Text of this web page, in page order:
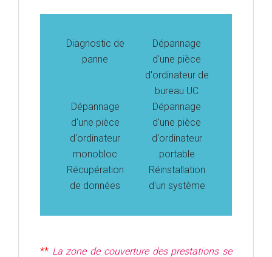
Diagnostic de
panne
Dépannage
d'une pièce
d'ordinateur de
bureau UC
Dépannage
d'une pièce
d'ordinateur
monobloc
Dépannage
d'une pièce
d'ordinateur
portable
Récupération
de données
Réinstallation
d'un système
** La zone de couverture des prestations se